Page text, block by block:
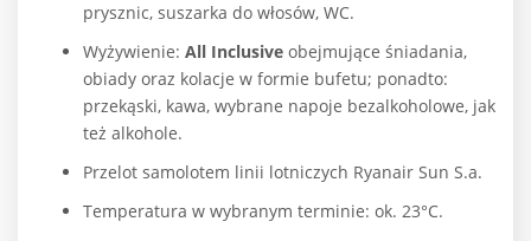
prysznic, suszarka do włosów, WC.
Wyżywienie: All Inclusive obejmujące śniadania,
obiady oraz kolacje w formie bufetu; ponadto:
przekąski, kawa, wybrane napoje bezalkoholowe, jak
też alkohole.
Przelot samolotem linii lotniczych Ryanair Sun S.a.
Temperatura w wybranym terminie: ok. 23°C.